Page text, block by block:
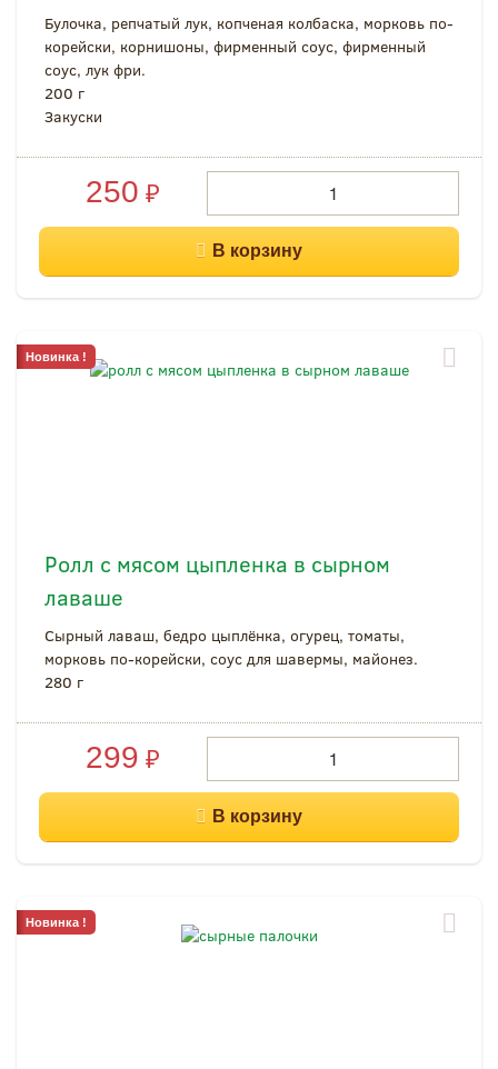
Булочка, репчатый лук, копченая колбаска, морковь по-
корейски, корнишоны, фирменный соус, фирменный
соус, лук фри.
200 г
Закуски
250 ₽
Ролл с мясом цыпленка в сырном
лаваше
Сырный лаваш, бедро цыплёнка, огурец, томаты,
морковь по-корейски, соус для шавермы, майонез.
280 г
299 ₽
Новинка !
Новинка !